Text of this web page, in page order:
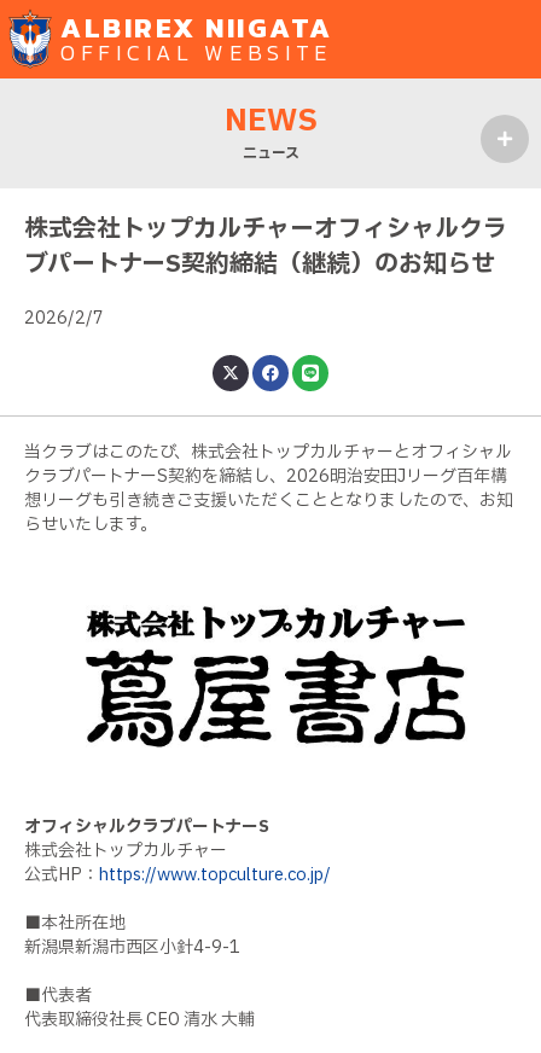
ALBIREX NIIGATA
OFFICIAL WEBSITE
NEWS
ニュース
株式会社トップカルチャーオフィシャルクラ
ブパートナーS契約締結（継続）のお知らせ
2026/2/7
当クラブはこのたび、株式会社トップカルチャーとオフィシャル
クラブパートナーS契約を締結し、2026明治安田Jリーグ百年構
想リーグも引き続きご支援いただくこととなりましたので、お知
らせいたします。
オフィシャルクラブパートナーS
株式会社トップカルチャー
公式HP： https://www.topculture.co.jp/
■本社所在地
新潟県新潟市西区小針4-9-1
■代表者
代表取締役社長 CEO 清水 大輔